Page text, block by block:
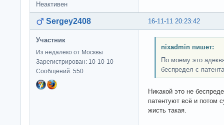
Неактивен
16-11-11 20:23:42
Sergey2408
Участник
Из недалеко от Москвы
Зарегистрирован: 10-10-10
Сообщений: 550
nixadmin пишет:
По моему это
беспредел с
Никакой это не
патентуют всё и потом
жисть такая.